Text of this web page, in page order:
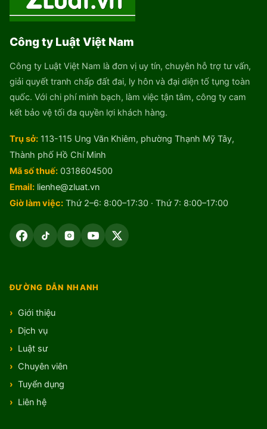
Công ty Luật Việt Nam
Công ty Luật Việt Nam là đơn vị uy tín, chuyên hỗ trợ tư vấn,
giải quyết tranh chấp đất đai, ly hôn và đại diện tố tụng toàn
quốc. Với chi phí minh bạch, làm việc tận tâm, công ty cam
kết bảo vệ tối đa quyền lợi khách hàng.
Trụ sở: 113-115 Ung Văn Khiêm, phường Thạnh Mỹ Tây,
Thành phố Hồ Chí Minh
Mã số thuế: 0318604500
Email: lienhe@zluat.vn
Giờ làm việc: Thứ 2–6: 8:00–17:30 · Thứ 7: 8:00–17:00
ĐƯỜNG DẪN NHANH
Giới thiệu
Dịch vụ
Luật sư
Chuyên viên
Tuyển dụng
Liên hệ